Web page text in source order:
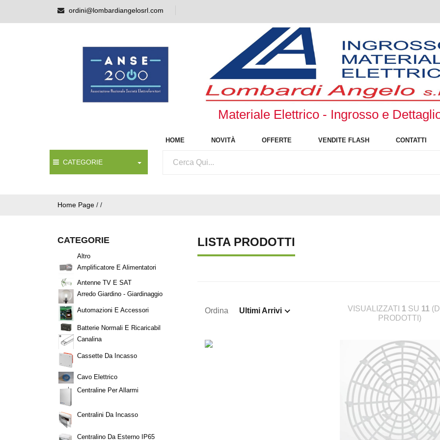
ordini@lombardiangelosrl.com
Materiale Elettrico - Ingrosso e
HOME NOVITÀ OFFERTE VENDITE FLASH CONTATTI
CATEGORIE
Home Page / /
CATEGORIE
Altro
Amplificatore E Alimentatori
Antenne TV E SAT
Arredo Giardino - Giardinaggio
Automazioni E Accessori
Batterie Normali E Ricaricabil
Canalina
Cassette Da Incasso
Cavo Elettrico
Centraline Per Allarmi
Centralini Da Incasso
Centralino Da Esterno IP65
LISTA PRODOTTI
Ordina Ultimi Arrivi VISUALIZZATI 1 SU 11
PRODOTTI)